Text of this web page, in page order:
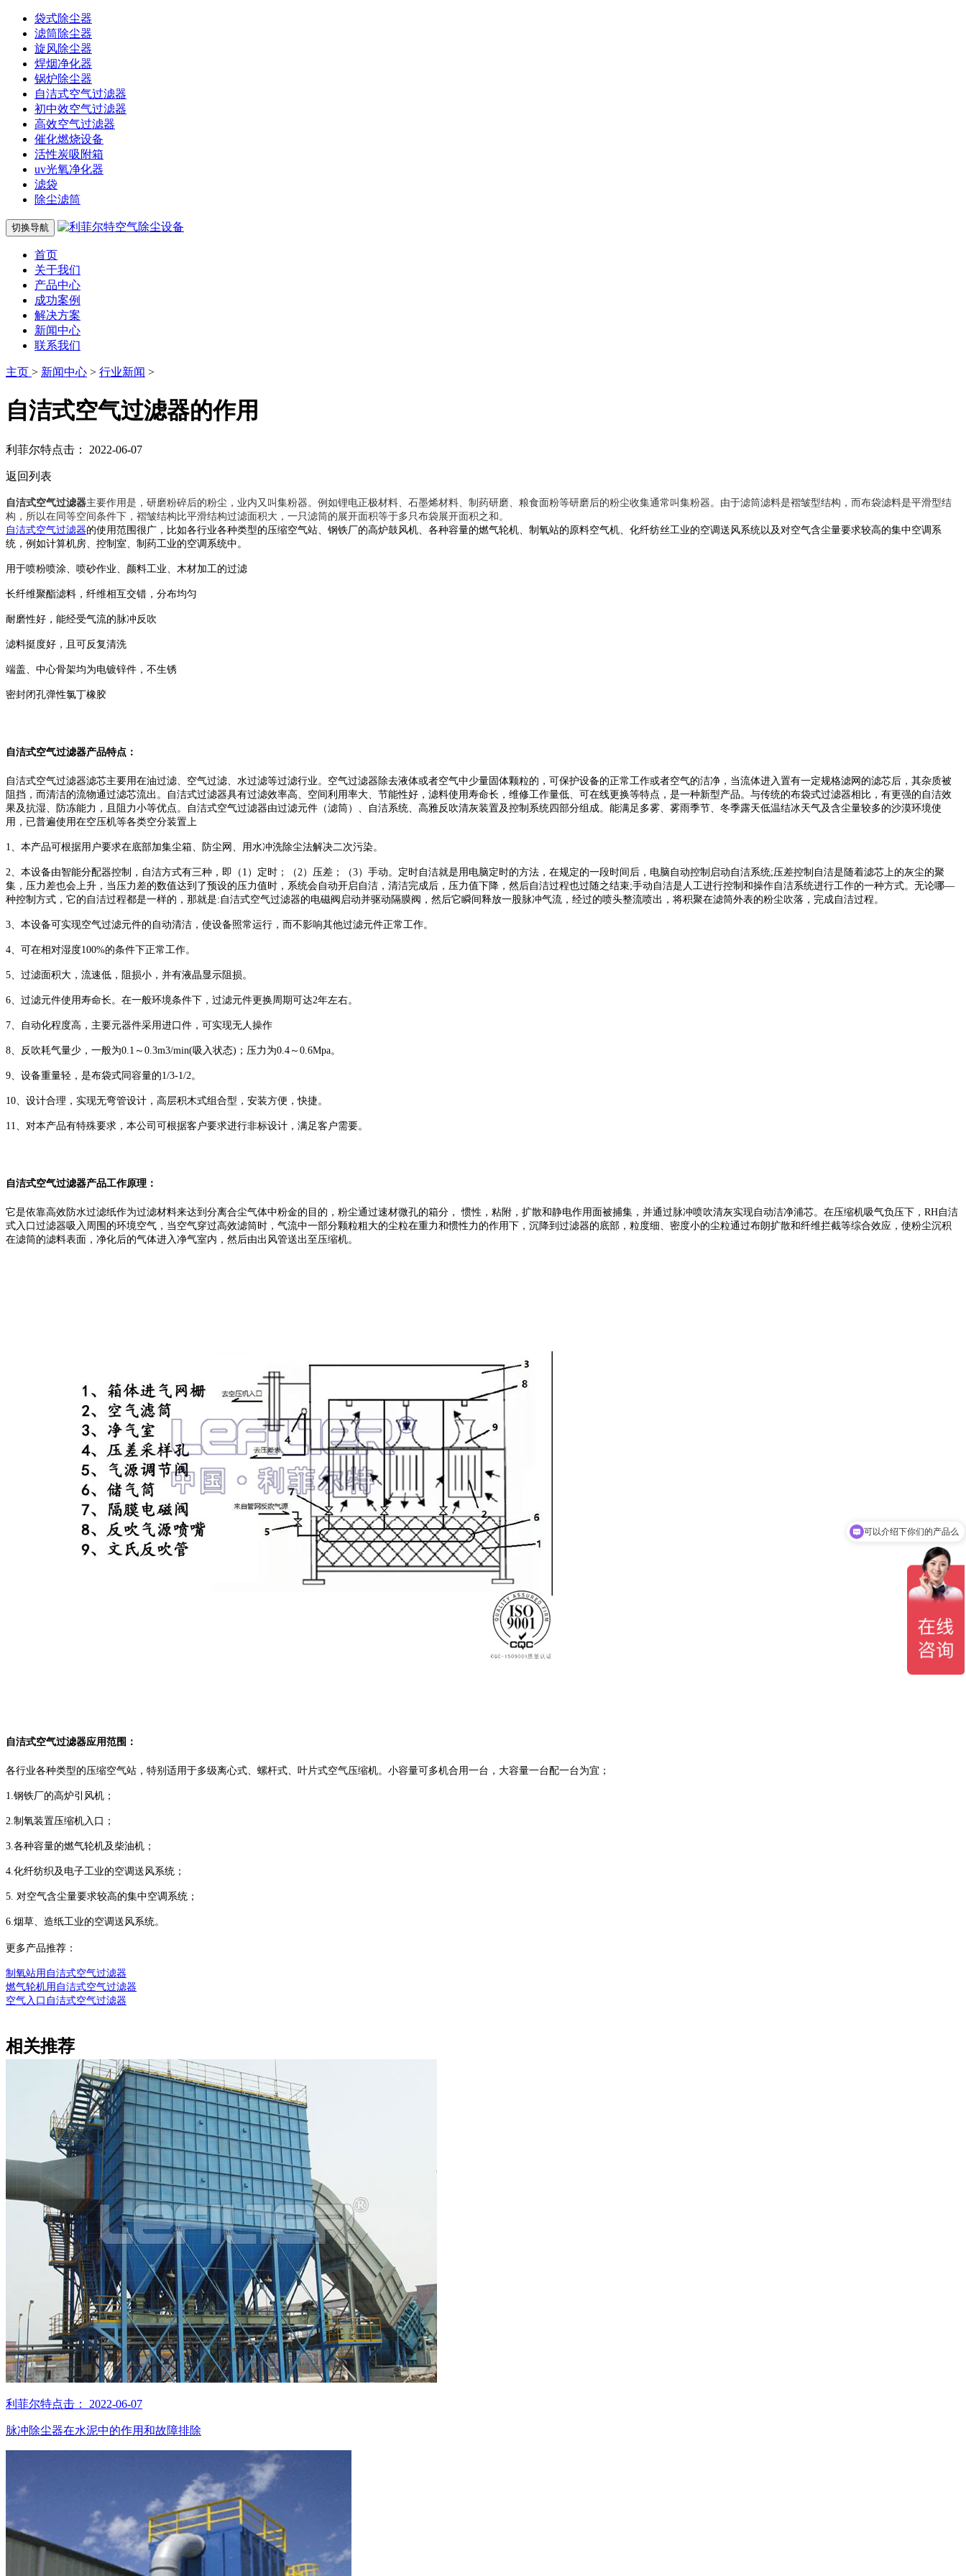
袋式除尘器
滤筒除尘器
旋风除尘器
焊烟净化器
锅炉除尘器
自洁式空气过滤器
初中效空气过滤器
高效空气过滤器
催化燃烧设备
活性炭吸附箱
uv光氧净化器
滤袋
除尘滤筒
切换导航
首页
关于我们
产品中心
成功案例
解决方案
新闻中心
联系我们
主页 > 新闻中心 > 行业新闻 >
自洁式空气过滤器的作用
利菲尔特点击： 2022-06-07
返回列表
自洁式空气过滤器主要作用是，研磨粉碎后的粉尘，业内又叫集粉器。例如锂电正极材料、石墨烯材料、制药研磨、粮食面粉等研磨后的粉尘收集通常叫集粉器。由于滤筒滤料是褶皱型结构，而布袋滤料是平滑型结
构，所以在同等空间条件下，褶皱结构比平滑结构过滤面积大，一只滤筒的展开面积等于多只布袋展开面积之和。
自洁式空气过滤器的使用范围很广，比如各行业各种类型的压缩空气站、钢铁厂的高炉鼓风机、各种容量的燃气轮机、制氧站的原料空气机、化纤纺丝工业的空调送风系统以及对空气含尘量要求较高的集中空调系
统，例如计算机房、控制室、制药工业的空调系统中。
用于喷粉喷涂、喷砂作业、颜料工业、木材加工的过滤
长纤维聚酯滤料，纤维相互交错，分布均匀
耐磨性好，能经受气流的脉冲反吹
滤料挺度好，且可反复清洗
端盖、中心骨架均为电镀锌件，不生锈
密封闭孔弹性氯丁橡胶
自洁式空气过滤器产品特点：
自洁式空气过滤器滤芯主要用在油过滤、空气过滤、水过滤等过滤行业。空气过滤器除去液体或者空气中少量固体颗粒的，可保护设备的正常工作或者空气的洁净，当流体进入置有一定规格滤网的滤芯后，其杂质被
阻挡，而清洁的流物通过滤芯流出。自洁式过滤器具有过滤效率高、空间利用率大、节能性好，滤料使用寿命长，维修工作量低、可在线更换等特点，是一种新型产品。与传统的布袋式过滤器相比，有更强的自洁效
果及抗湿、防冻能力，且阻力小等优点。自洁式空气过滤器由过滤元件（滤筒）、自洁系统、高雅反吹清灰装置及控制系统四部分组成。能满足多雾、雾雨季节、冬季露天低温结冰天气及含尘量较多的沙漠环境使
用，已普遍使用在空压机等各类空分装置上
1、本产品可根据用户要求在底部加集尘箱、防尘网、用水冲洗除尘法解决二次污染。
2、本设备由智能分配器控制，自洁方式有三种，即（1）定时；（2）压差；（3）手动。定时自洁就是用电脑定时的方法，在规定的一段时间后，电脑自动控制启动自洁系统;压差控制自洁是随着滤芯上的灰尘的聚
集，压力差也会上升，当压力差的数值达到了预设的压力值时，系统会自动开启自洁，清洁完成后，压力值下降，然后自洁过程也过随之结束;手动自洁是人工进行控制和操作自洁系统进行工作的一种方式。无论哪—
种控制方式，它的自洁过程都是一样的，那就是:自洁式空气过滤器的电磁阀启动并驱动隔膜阀，然后它瞬间释放一股脉冲气流，经过的喷头整流喷出，将积聚在滤筒外表的粉尘吹落，完成自洁过程。
3、本设备可实现空气过滤元件的自动清洁，使设备照常运行，而不影响其他过滤元件正常工作。
4、可在相对湿度100%的条件下正常工作。
5、过滤面积大，流速低，阻损小，并有液晶显示阻损。
6、过滤元件使用寿命长。在一般环境条件下，过滤元件更换周期可达2年左右。
7、自动化程度高，主要元器件采用进口件，可实现无人操作
8、反吹耗气量少，一般为0.1～0.3m3/min(吸入状态)；压力为0.4～0.6Mpa。
9、设备重量轻，是布袋式同容量的1/3-1/2。
10、设计合理，实现无弯管设计，高层积木式组合型，安装方便，快捷。
11、对本产品有特殊要求，本公司可根据客户要求进行非标设计，满足客户需要。
自洁式空气过滤器产品工作原理：
它是依靠高效防水过滤纸作为过滤材料来达到分离合尘气体中粉金的目的，粉尘通过速材微孔的箱分， 惯性，粘附，扩散和静电作用面被捕集，并通过脉冲喷吹清灰实现自动洁净浦芯。在压缩机吸气负压下，RH自洁
式入口过滤器吸入周围的环境空气，当空气穿过高效滤筒时，气流中一部分颗粒粗大的尘粒在重力和惯性力的作用下，沉降到过滤器的底部，粒度细、密度小的尘粒通过布朗扩散和纤维拦截等综合效应，使粉尘沉积
在滤筒的滤料表面，净化后的气体进入净气室内，然后由出风管送出至压缩机。
自洁式空气过滤器应用范围：
各行业各种类型的压缩空气站，特别适用于多级离心式、螺杆式、叶片式空气压缩机。小容量可多机合用一台，大容量一台配一台为宜；
1.钢铁厂的高炉引风机；
2.制氧装置压缩机入口；
3.各种容量的燃气轮机及柴油机；
4.化纤纺织及电子工业的空调送风系统；
5. 对空气含尘量要求较高的集中空调系统；
6.烟草、造纸工业的空调送风系统。
更多产品推荐：
制氧站用自洁式空气过滤器
燃气轮机用自洁式空气过滤器
空气入口自洁式空气过滤器
相关推荐
利菲尔特点击： 2022-06-07
脉冲除尘器在水泥中的作用和故障排除
可以介绍下你们的产品么